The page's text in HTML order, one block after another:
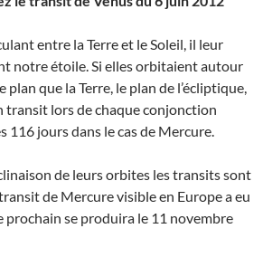
entre la Terre et le Soleil, il leur
notre étoile. Si elles orbitaient autour
plan que la Terre, le plan de l’écliptique,
transit lors de chaque conjonction
116 jours dans le cas de Mercure.
de leurs orbites les transits sont
de Mercure visible en Europe a eu
prochain se produira le 11 novembre